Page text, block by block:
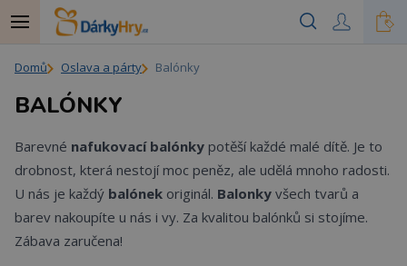
Domů Oslava a párty Balónky
BALÓNKY
Barevné nafukovací balónky potěší každé malé dítě. Je to
drobnost, která nestojí moc peněz, ale udělá mnoho radosti.
U nás je každý balónek originál. Balonky všech tvarů a
barev nakoupíte u nás i vy. Za kvalitou balónků si stojíme.
Zábava zaručena!